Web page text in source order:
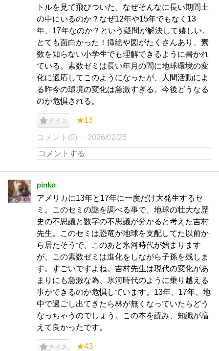
トルを見て飛びついた。なぜそんなに長い期間土
の中にいるのか？なぜ12年や15年でもなく13
年、17年なのか？という疑問が解決して嬉しい。
とても面白かった！挿絵や図がたくさんあり、素
数を知らない小学生でも理解できるように書かれ
ている。素数ゼミは長い年月の間に地球環境の変
化に適応してこのようになったが、人間活動によ
る昨今の環境の変化は急激すぎる。今後どうなる
のか危惧される。
ナイス ★13
コメント(0) 2026/02/25
pinko
アメリカに13年と17年に一度だけ大発生するセ
ミ。このセミの謎を調べる事で、地球の壮大な歴
史の不思議と数字の不思議が分かると考えた吉村
先生。このセミは恐竜が地球を支配してた以前か
ら居たそうで、このあと氷河時代が始まります
が、この素数ゼミは進化をしながら子孫を残しま
す。すごいですよね。吉村先生は現代の変化があ
まりにも急激な為、氷河時代のように乗り越える
事ができるのか危惧しています。13年、17年、地
中で過ごし出てきたら林が無くなっていたらどう
なっちゃうのでしょう。この本を読み、知識が増
えて良かったです。
ナイス ★43